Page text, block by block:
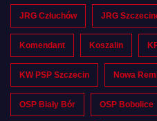
JRG Człuchów JRG
Komendant Koszalin
KW PSP Szczecin Nowa
OSP Biały Bór OSP Bobolice